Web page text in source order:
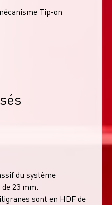
Tip-on
du système
23 mm.
sont en HDF de